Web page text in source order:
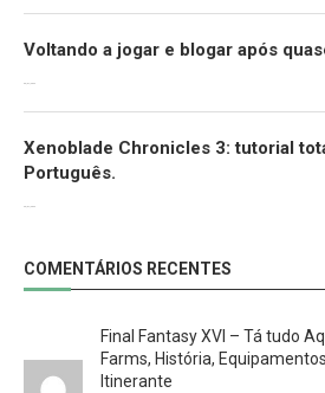
Voltando a jogar e blogar após
Xenoblade Chronicles 3: tutorial
Português.
COMENTÁRIOS RECENTES
Final Fantasy XVI – Tá tudo
Farms, História,
Itinerante